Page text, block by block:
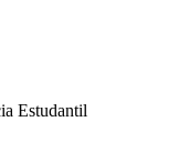
Estudantil